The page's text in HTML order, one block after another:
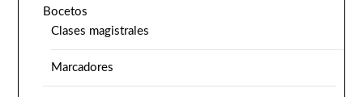
Bocetos
Clases magistrales
Marcadores